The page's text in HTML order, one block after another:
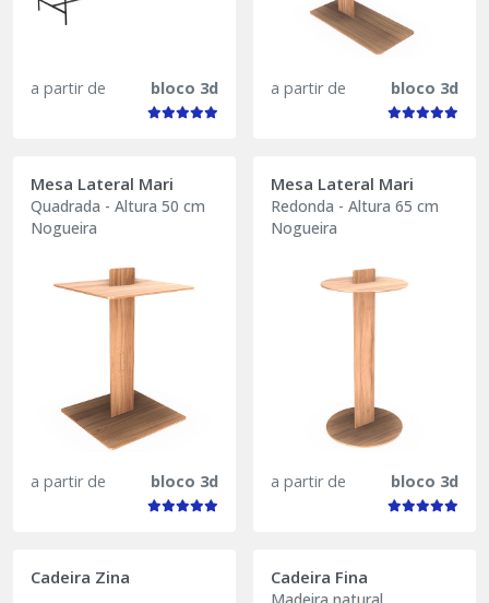
a partir de bloco 3d a partir de bloco 3d
Mesa Lateral Mari
Quadrada - Altura 50 cm
Nogueira
a partir de bloco 3d
Mesa Lateral Mari
Redonda - Altura 65 cm
Nogueira
a partir de bloco 3d
Cadeira Zina Cadeira Fina